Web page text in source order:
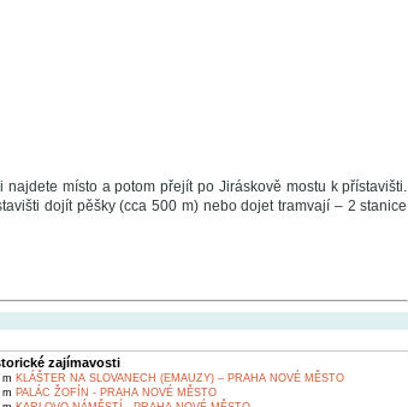
místo a potom přejít po Jiráskově mostu k přístavišti.
dojít pěšky (cca 500 m) nebo dojet tramvají – 2 stanice
zajímavosti
m KLÁŠTER NA SLOVANECH (EMAUZY) – PRAHA NOVÉ MĚSTO
m PALÁC ŽOFÍN - PRAHA NOVÉ MĚSTO